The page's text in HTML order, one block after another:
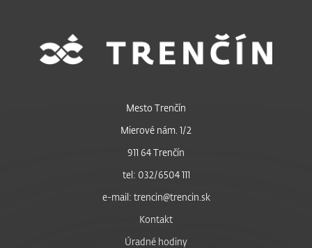
Mesto Trenčín
Mierové nám. 1/2
911 64 Trenčín
tel: 032/6504 111
e-mail: trencin@trencin.sk
Kontakt
Úradné hodiny